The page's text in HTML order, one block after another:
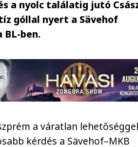
a nyolc találatig jutó
góllal nyert a Sävehof
BL-ben.
a váratlan
kérdés a Sävehof–MKB